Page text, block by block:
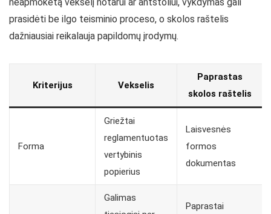
prasidėti be ilgo teisminio proceso, o skolos raštelis
dažniausiai reikalauja papildomų įrodymų.
Kriterijus Vekselis
Paprastas
skolos raštelis
Forma
Griežtai
reglamentuotas
vertybinis
popierius
Laisvesnės
formos
dokumentas
Galimas
Paprastai